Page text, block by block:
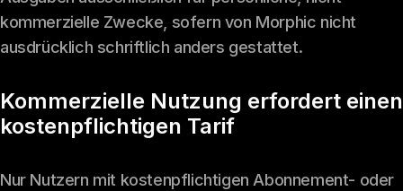
kommerzielle Zwecke, sofern von Morphic nicht
ausdrücklich schriftlich anders gestattet.
Kommerzielle Nutzung erfordert einen
kostenpflichtigen Tarif
Nur Nutzern mit kostenpflichtigen Abonnement- oder